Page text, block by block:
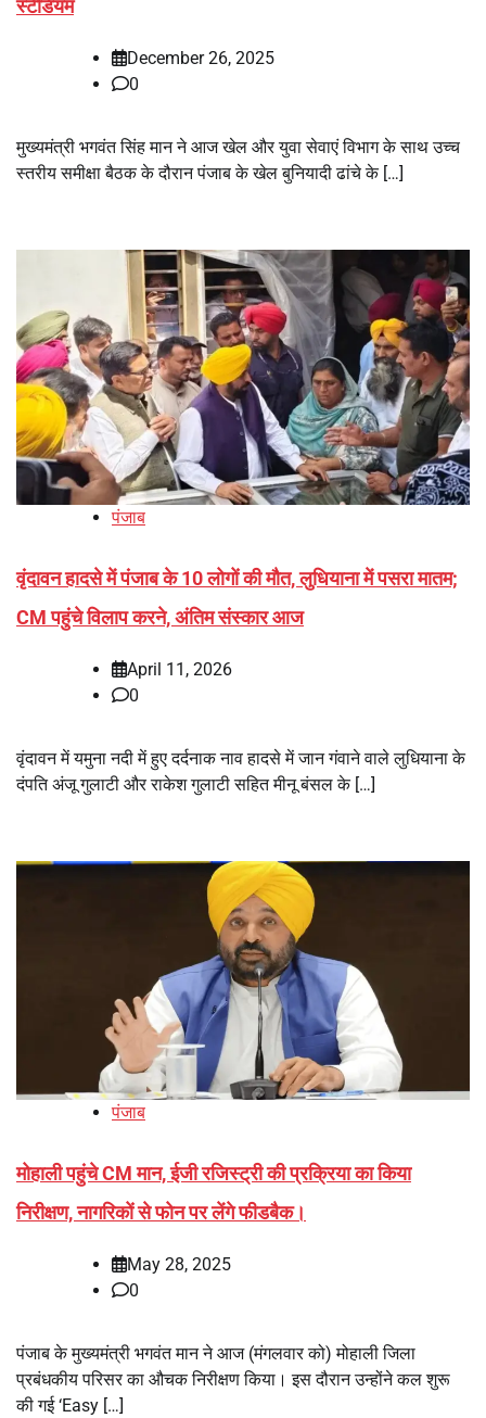
स्टेडियम
December 26, 2025
0
मुख्यमंत्री भगवंत सिंह मान ने आज खेल और युवा सेवाएं विभाग के साथ उच्च
स्तरीय समीक्षा बैठक के दौरान पंजाब के खेल बुनियादी ढांचे के […]
पंजाब
वृंदावन हादसे में पंजाब के 10 लोगों की मौत, लुधियाना में पसरा मातम;
CM पहुंचे विलाप करने, अंतिम संस्कार आज
April 11, 2026
0
वृंदावन में यमुना नदी में हुए दर्दनाक नाव हादसे में जान गंवाने वाले लुधियाना के
दंपति अंजू गुलाटी और राकेश गुलाटी सहित मीनू बंसल के […]
पंजाब
मोहाली पहुंचे CM मान, ईजी रजिस्ट्री की प्रक्रिया का किया
निरीक्षण, नागरिकों से फोन पर लेंगे फीडबैक।
May 28, 2025
0
पंजाब के मुख्यमंत्री भगवंत मान ने आज (मंगलवार को) मोहाली जिला
प्रबंधकीय परिसर का औचक निरीक्षण किया। इस दौरान उन्होंने कल शुरू
की गई ‘Easy […]